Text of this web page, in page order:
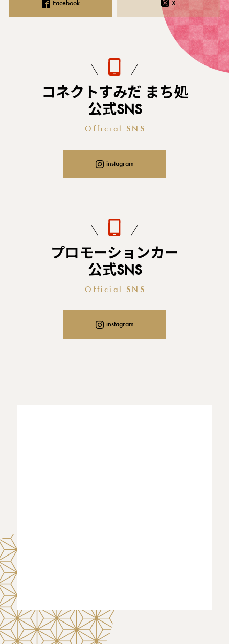
Facebook X
コネクトすみだ まち処
公式SNS
Official SNS
instagram
プロモーションカー
公式SNS
Official SNS
instagram